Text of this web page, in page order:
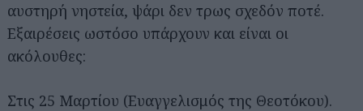
αυστηρή νηστεία, ψάρι δεν τρως σχεδόν ποτέ.
Εξαιρέσεις ωστόσο υπάρχουν και είναι οι
ακόλουθες:
Στις 25 Μαρτίου (Ευαγγελισμός της Θεοτόκου).